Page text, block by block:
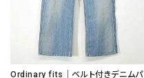
Ordinary fits｜ベルト付きデニムパ